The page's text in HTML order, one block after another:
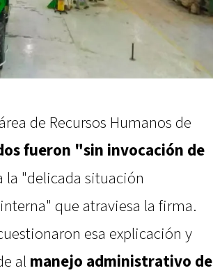
de Recursos Humanos de
fueron "sin invocación de
la "delicada situación
que atraviesa la firma.
esa explicación y
al manejo administrativo de